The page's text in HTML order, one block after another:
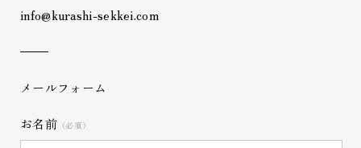
info@kurashi-sekkei.com
メールフォーム
お名前（必須）